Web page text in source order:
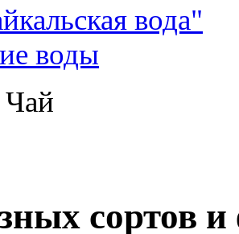
вода"
воды
Чай
сортов и